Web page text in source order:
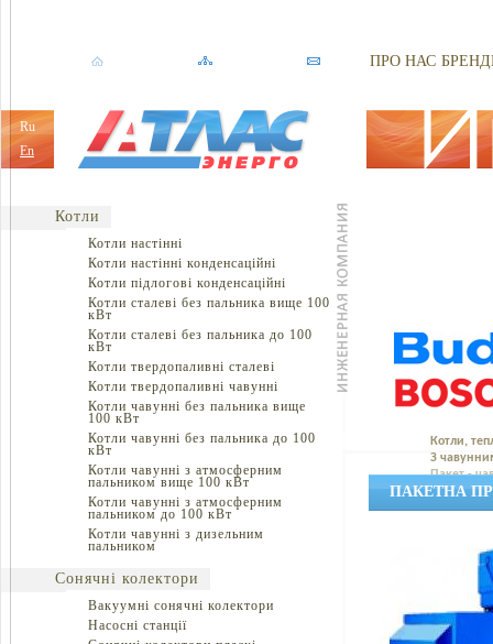
Ru
En
ПРО НАС
Котли
Котли настінні
Котли настінні конденсаційні
Котли підлогові конденсаційні
Котли сталеві без пальника вище 100
кВт
Котли сталеві без пальника до 100
кВт
Котли твердопаливні сталеві
Котли твердопаливні чавунні
Котли чавунні без пальника вище
100 кВт
Котли чавунні без пальника до 100
кВт
Котли чавунні з атмосферним
пальником вище 100 кВт
Котли чавунні з атмосферним
пальником до 100 кВт
Котли чавунні з дизельним
пальником
Сонячні колектори
Вакуумні сонячні колектори
Насосні станції
Котли,
З
Пакет -
ПАКЕТНА